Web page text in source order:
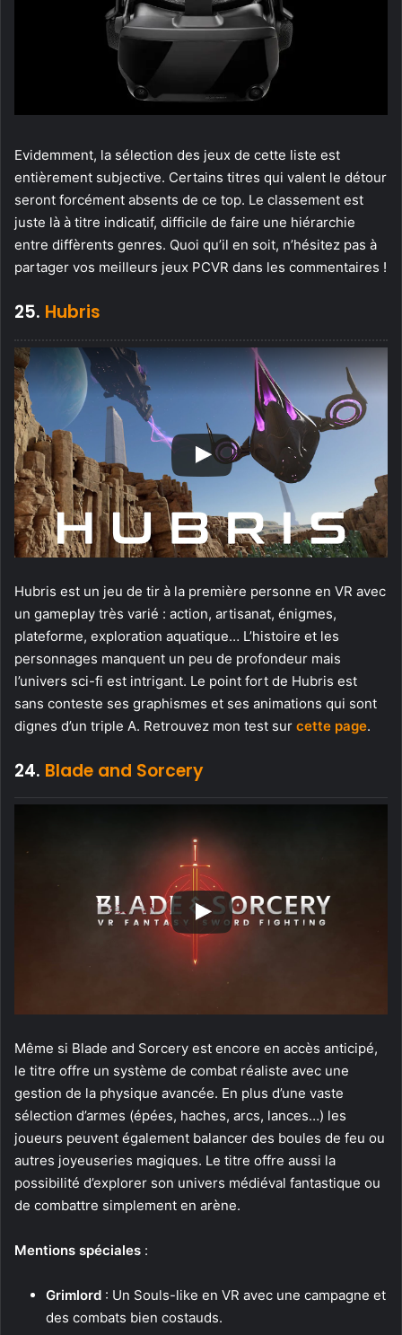
Evidemment, la sélection des jeux de cette liste est
entièrement subjective. Certains titres qui valent le détour
seront forcément absents de ce top. Le classement est
juste là à titre indicatif, difficile de faire une hiérarchie
entre diffèrents genres. Quoi qu’il en soit, n’hésitez pas à
partager vos meilleurs jeux PCVR dans les commentaires !
25. Hubris
Hubris est un jeu de tir à la première personne en VR avec
un gameplay très varié : action, artisanat, énigmes,
plateforme, exploration aquatique… L’histoire et les
personnages manquent un peu de profondeur mais
l’univers sci-fi est intrigant. Le point fort de Hubris est
sans conteste ses graphismes et ses animations qui sont
dignes d’un triple A. Retrouvez mon test sur cette page.
24. Blade and Sorcery
Même si Blade and Sorcery est encore en accès anticipé,
le titre offre un système de combat réaliste avec une
gestion de la physique avancée. En plus d’une vaste
sélection d’armes (épées, haches, arcs, lances…) les
joueurs peuvent également balancer des boules de feu ou
autres joyeuseries magiques. Le titre offre aussi la
possibilité d’explorer son univers médiéval fantastique ou
de combattre simplement en arène.
Mentions spéciales :
Grimlord : Un Souls-like en VR avec une campagne et
des combats bien costauds.